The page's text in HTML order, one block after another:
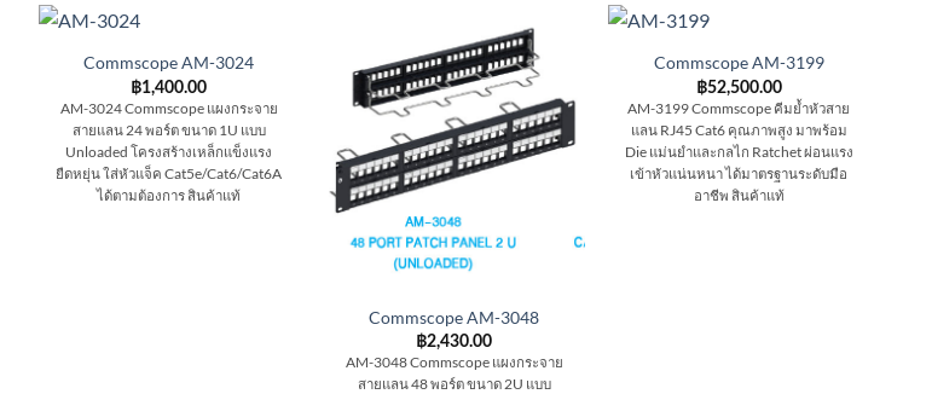
Commscope AM-3024
฿1,400.00
AM-3024 Commscope แผงกระจาย
สายแลน 24 พอร์ต ขนาด 1U แบบ
Unloaded โครงสร้างเหล็กแข็งแรง
ยืดหยุ่น ใส่หัวแจ็ค Cat5e/Cat6/Cat6A
ได้ตามต้องการ สินค้าแท้
Commscope AM-3048
฿2,430.00
AM-3048 Commscope แผงกระจาย
สายแลน 48 พอร์ต ขนาด 2U แบบ
Commscope AM-3199
฿52,500.00
AM-3199 Commscope คีมย้ำหัวสาย
แลน RJ45 Cat6 คุณภาพสูง มาพร้อม
Die แม่นยำและกลไก Ratchet ผ่อนแรง
เข้าหัวแน่นหนา ได้มาตรฐานระดับมือ
อาชีพ สินค้าแท้